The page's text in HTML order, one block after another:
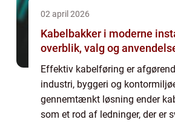
02 april 2026
Kabelbakker i moderne
overblik, valg og
Effektiv kabelføring er
industri, byggeri og
gennemtænkt løsning ender
som et rod af ledninger, der er